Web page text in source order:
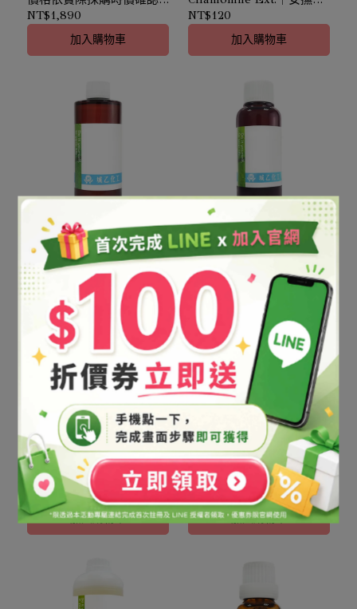
｜Chamomile Ext.｜安撫
呵護
NT$1,890
加入購物車
護
NT$120
加入購物車
洋甘菊萃取液/250ml｜
Chamomile Ext.｜安撫呵
護
NT$650
加入購物車
海藻修護萃取液(油
性)/100ml｜Laminaria
Ochroleuca Ext.｜提升防
NT$788
加入購物車
海藻修護萃取液(油性)/1kg
(需預訂-價格依實際採購時
價確認)｜Laminaria
Ochroleuca Ext.｜提升防
護
NT$6,510
加入購物車
海藻修護萃取液(油
性)/20ml｜Laminaria
Ochroleuca Ext.｜提升防
護
NT$250
加入購物車